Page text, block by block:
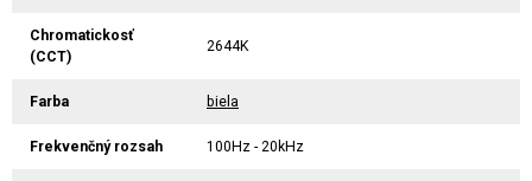
Chromatickosť
(CCT)
2644K
Farba biela
Frekvenčný rozsah 100Hz - 20kHz